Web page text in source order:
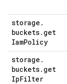
storage .
buckets. get
IamPolicy
storage .
buckets. get
IpFilter